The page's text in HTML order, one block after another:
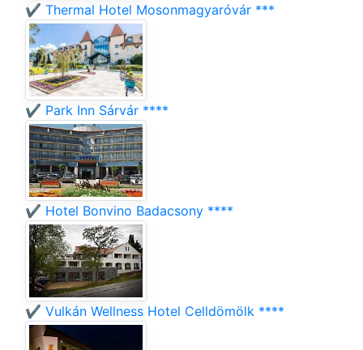
✔️ Thermal Hotel Mosonmagyaróvár ***
✔️ Park Inn Sárvár ****
✔️ Hotel Bonvino Badacsony ****
✔️ Vulkán Wellness Hotel Celldömölk ****